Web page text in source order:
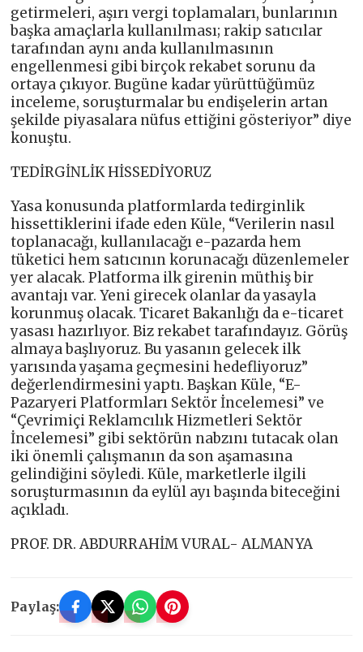
getirmeleri, aşırı vergi toplamaları, bunlarının
başka amaçlarla kullanılması; rakip satıcılar
tarafından aynı anda kullanılmasının
engellenmesi gibi birçok rekabet sorunu da
ortaya çıkıyor. Bugüne kadar yürüttüğümüz
inceleme, soruşturmalar bu endişelerin artan
şekilde piyasalara nüfus ettiğini gösteriyor” diye
konuştu.
TEDİRGİNLİK HİSSEDİYORUZ
Yasa konusunda platformlarda tedirginlik
hissettiklerini ifade eden Küle, “Verilerin nasıl
toplanacağı, kullanılacağı e-pazarda hem
tüketici hem satıcının korunacağı düzenlemeler
yer alacak. Platforma ilk girenin müthiş bir
avantajı var. Yeni girecek olanlar da yasayla
korunmuş olacak. Ticaret Bakanlığı da e-ticaret
yasası hazırlıyor. Biz rekabet tarafındayız. Görüş
almaya başlıyoruz. Bu yasanın gelecek ilk
yarısında yaşama geçmesini hedefliyoruz”
değerlendirmesini yaptı. Başkan Küle, “E-
Pazaryeri Platformları Sektör İncelemesi” ve
“Çevrimiçi Reklamcılık Hizmetleri Sektör
İncelemesi” gibi sektörün nabzını tutacak olan
iki önemli çalışmanın da son aşamasına
gelindiğini söyledi. Küle, marketlerle ilgili
soruşturmasının da eylül ayı başında biteceğini
açıkladı.
PROF. DR. ABDURRAHİM VURAL- ALMANYA
Paylaş: